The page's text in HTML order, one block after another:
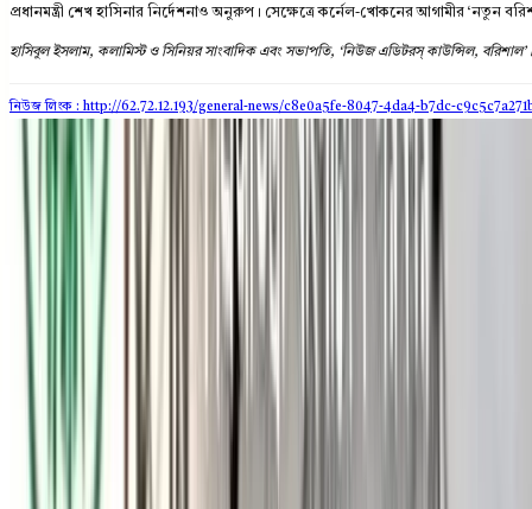
প্রধানমন্ত্রী শেখ হাসিনার নির্দেশনাও অনুরুপ। সেক্ষেত্রে কর্নেল-খোকনের আগামীর ‘নতুন
হাসিবুল ইসলাম, কলামিস্ট ও সিনিয়র সাংবাদিক এবং সভাপতি, ‘নিউজ এডিটরস্ কাউন্সিল, বরিশাল’।
নিউজ লিংক : http://62.72.12.193/general-news/c8e0a5fe-8047-4da4-b7dc-